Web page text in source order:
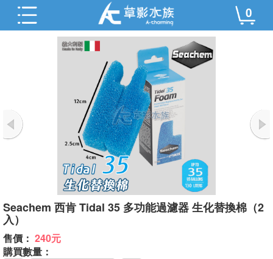
0
Seachem 西肯 Tidal 35 多功能過濾器 生化替換棉（2
入）
售價： 240元
購買數量：